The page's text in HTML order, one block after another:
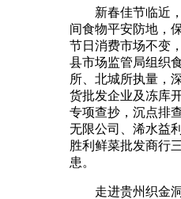
新春佳节临近，
间食物平安防地，
节日消费市场不变
县市场监管局组织
所、北城所执量，
货批发企业及冻库
专项查抄，沉点排
无限公司、浠水益
胜利鲜菜批发商行
患。
走进贵州织金洞